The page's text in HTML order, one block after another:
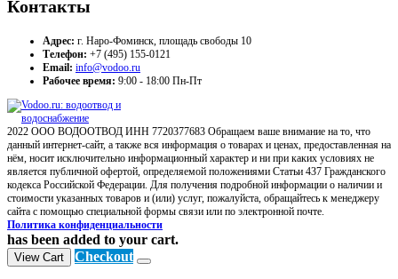
Контакты
Адрес: г. Наро-Фоминск, площадь свободы 10
Телефон: +7 (495) 155-0121
Email: info@vodoo.ru
Рабочее время: 9:00 - 18:00 Пн-Пт
2022 ООО ВОДООТВОД ИНН 7720377683 Обращаем ваше внимание на то, что
данный интернет-сайт, а также вся информация о товарах и ценах, предоставленная на
нём, носит исключительно информационный характер и ни при каких условиях не
является публичной офертой, определяемой положениями Статьи 437 Гражданского
кодекса Российской Федерации. Для получения подробной информации о наличии и
стоимости указанных товаров и (или) услуг, пожалуйста, обращайтесь к менеджеру
сайта с помощью специальной формы связи или по электронной почте.
Политика конфиденциальности
has been added to your cart.
View Cart Checkout